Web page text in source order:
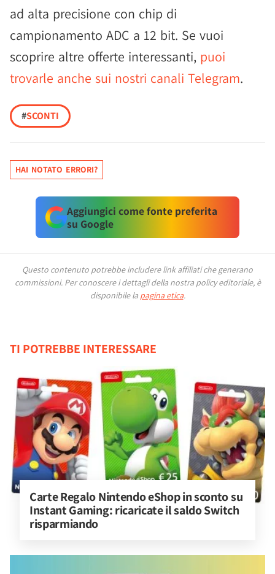
ad alta precisione con chip di
campionamento ADC a 12 bit. Se vuoi
scoprire altre offerte interessanti, puoi
trovarle anche sui nostri canali Telegram.
#SCONTI
HAI NOTATO ERRORI?
Aggiungici come fonte preferita
su Google
Questo contenuto potrebbe includere link affiliati che generano
commissioni. Per conoscere i dettagli della nostra policy editoriale, è
disponibile la pagina etica.
TI POTREBBE INTERESSARE
Carte Regalo Nintendo eShop in sconto su
Instant Gaming: ricaricate il saldo Switch
risparmiando